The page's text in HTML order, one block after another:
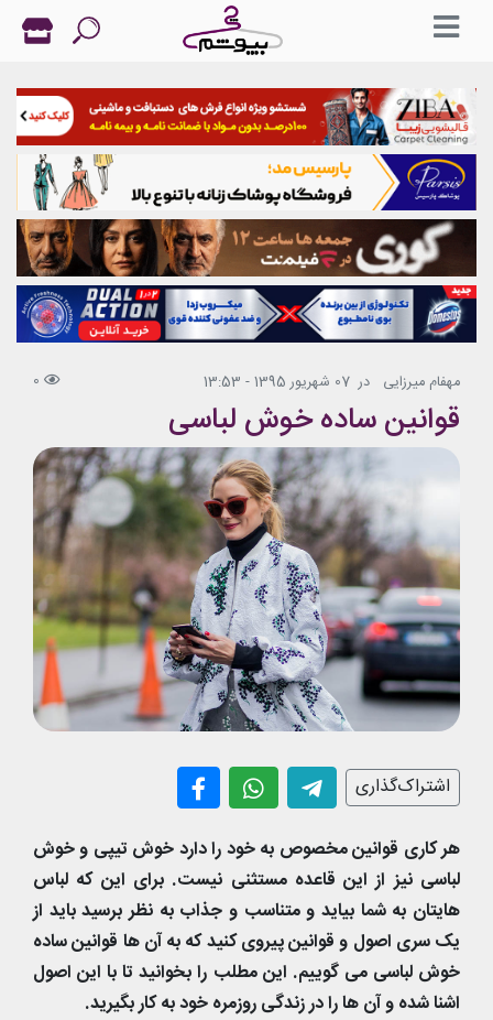
مهفام میرزایی در 07 شهریور 1395 - 13:53 0
قوانین ساده خوش لباسی
اشتراک‌گذاری
هر کاری قوانین مخصوص به خود را دارد خوش تیپی و خوش
لباسی نیز از این قاعده مستثنی نیست. برای این که لباس
هایتان به شما بیاید و متناسب و جذاب به نظر برسید باید از
یک سری اصول و قوانین پیروی کنید که به آن ها قوانین ساده
خوش لباسی می گوییم. این مطلب را بخوانید تا با این اصول
اشنا شده و آن ها را در زندگی روزمره خود به کار بگیرید.